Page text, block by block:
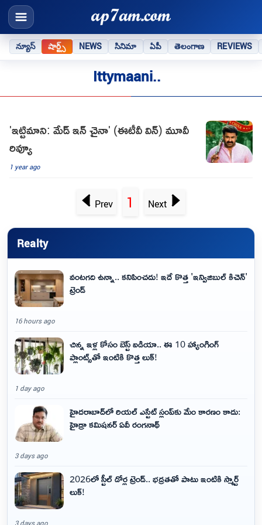
న్యూస్ షార్ట్స్ NEWS సినిమా ఏపీ తెలంగాణ REVIEWS
Ittymaani..
'ఇట్టిమాని: మేడ్ ఇన్ చైనా' (ఈటీవీ విన్) మూవీ
రివ్యూ
1 year ago
Prev 1 Next
Realty
వంటగది ఉన్నా.. కనిపించదు! ఇదే కొత్త 'ఇన్విజిబుల్ కిచెన్'
ట్రెండ్
16 hours ago
చిన్న ఇళ్ల కోసం బెస్ట్ ఐడియా.. ఈ 10 హ్యాంగింగ్
ప్లాంట్స్‌తో ఇంటికి కొత్త లుక్!
1 day ago
హైదరాబాద్‌లో రియల్ ఎస్టేట్ స్లంప్‌కు మేం కారణం కాదు:
హైడ్రా కమిషనర్ ఏవీ రంగనాథ్
3 days ago
2026లో స్టీల్ డోర్ల ట్రెండ్.. భద్రతతో పాటు ఇంటికి స్మార్ట్
లుక్!
3 days ago